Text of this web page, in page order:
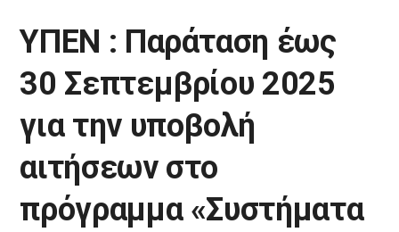
ΥΠΕΝ : Παράταση έως
30 Σεπτεμβρίου 2025
για την υποβολή
αιτήσεων στο
πρόγραμμα «Συστήματα